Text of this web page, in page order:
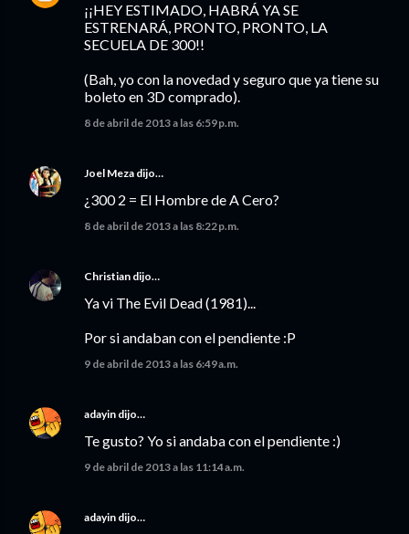
¡¡HEY ESTIMADO, HABRÁ YA SE
ESTRENARÁ, PRONTO, PRONTO, LA
SECUELA DE 300!!
(Bah, yo con la novedad y seguro que ya tiene su
boleto en 3D comprado).
8 de abril de 2013 a las 6:59 p.m.
Joel Meza dijo…
¿300 2 = El Hombre de A Cero?
8 de abril de 2013 a las 8:22 p.m.
Christian dijo…
Ya vi The Evil Dead (1981)...
Por si andaban con el pendiente :P
9 de abril de 2013 a las 6:49 a.m.
adayin dijo…
Te gusto? Yo si andaba con el pendiente :)
9 de abril de 2013 a las 11:14 a.m.
adayin dijo…